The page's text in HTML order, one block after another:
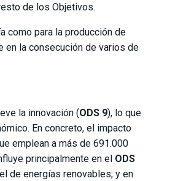
de los Objetivos.
como para la producción de
en la consecución de varios de
la innovación (ODS 9), lo que
En concreto, el impacto
emplean a más de 691.000
principalmente en el ODS
de energías renovables; y en